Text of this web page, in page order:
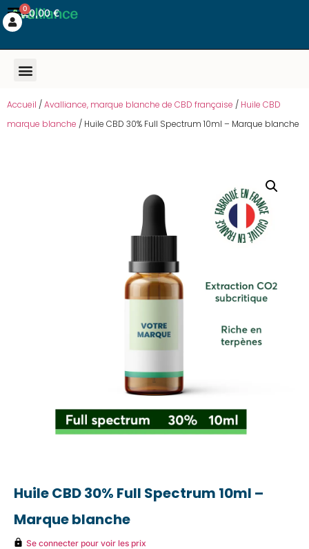
0,00€
0
Accueil /Avalliance, marque blanche de CBD française / Huile CBD
marque blanche / Huile CBD 30% Full Spectrum 10ml – Marque blanche
Huile CBD 30% Full Spectrum 10ml –
Marque blanche
Se connecter pour voir les prix